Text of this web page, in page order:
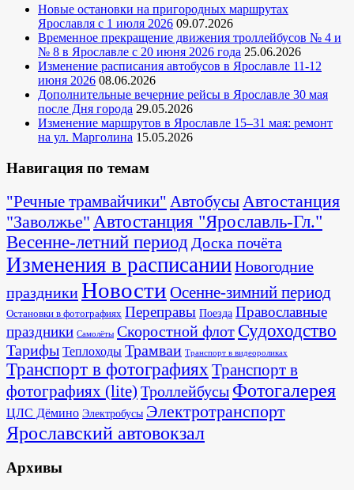
Новые остановки на пригородных маршрутах
Ярославля с 1 июля 2026 09.07.2026
Временное прекращение движения троллейбусов № 4 и
№ 8 в Ярославле с 20 июня 2026 года 25.06.2026
Изменение расписания автобусов в Ярославле 11-12
июня 2026 08.06.2026
Дополнительные вечерние рейсы в Ярославле 30 мая
после Дня города 29.05.2026
Изменение маршрутов в Ярославле 15–31 мая: ремонт
на ул. Марголина 15.05.2026
Навигация по темам
"Речные трамвайчики" АвтобусыАвтостанция
"Заволжье" Автостанция "Ярославль-Гл."
Весенне-летний период Доска почёта
Изменения в расписанииНовогодние
праздникиНовости Осенне-зимний период
Остановки в фотографиях Переправы Поезда Православные
праздники Самолёты Скоростной флот Судоходство
Тарифы Теплоходы Трамваи Транспорт в видеороликах
Транспорт в фотографияхТранспорт в
фотографиях (lite) Троллейбусы Фотогалерея
ЦЛС Дёмино Электробусы Электротранспорт
Ярославский автовокзал
Архивы